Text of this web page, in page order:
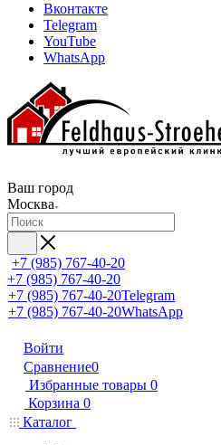
Вконтакте
Telegram
YouTube
WhatsApp
Ваш город
Москва
+7 (985) 767-40-20
+7 (985) 767-40-20
+7 (985) 767-40-20Telegram
+7 (985) 767-40-20WhatsApp
Войти
Сравнение0
Избранные товары 0
Корзина 0
Каталог